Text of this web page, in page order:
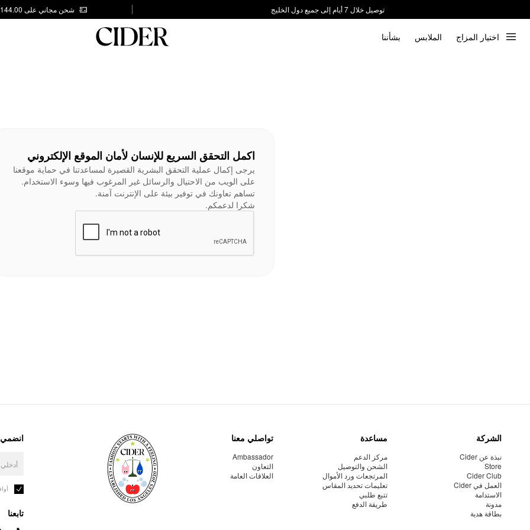
توصيل خلال 7 أيام إلى جميع دول الخليج
شحن مجاني على AED 144.00
اختيار المزاج الملابس بشأننا
اكمل التحقق السريع للإنسان لأمان الموقع الإلكتروني
يرجى إكمال عملية التحقق البشرية القصيرة لمساعدتنا في حماية موقعنا
على الويب من الاحتيال والرسائل غير المرغوب فيها وسوء الاستخدام.
تساهم تعاونك في توفير بيئة على الإنترنت آمنة.
شكرا لدعمكم.
الشركة
نبذة عن Cider
Store
Cider Club
العمل في Cider
الاستدامة
مدونة
بطاقة هدية
مساعدة
مركز الدعم
الشحن والتوصيل
المرتجعات ورد الأموال
تعليمات تحديد المقاس
تتبع طلبي
طريقة الدفع
تواصلي معنا
Ambassador
التعاون
العلاقات العامة
انضمي
تابعنا